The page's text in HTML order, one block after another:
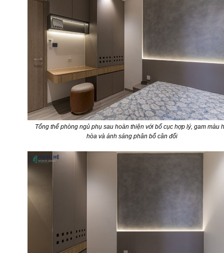
Tổng thể phòng ngủ phụ sau hoàn thiện với bố cục hợp lý, gam màu
hòa và ánh sáng phân bổ cân đối